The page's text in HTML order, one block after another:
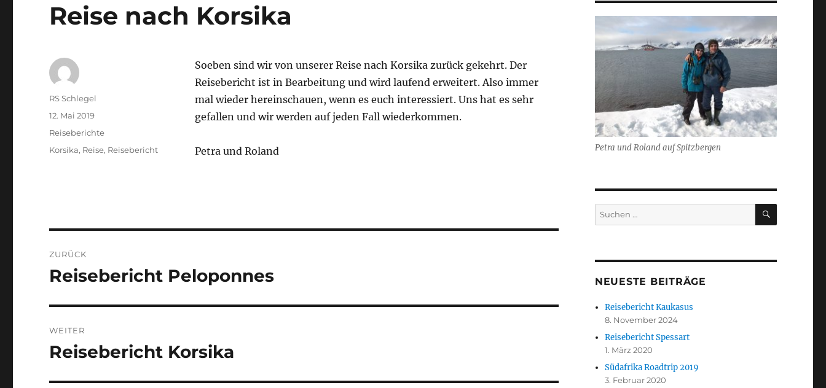
Reise nach Korsika
Soeben sind wir von unserer Reise nach Korsika zurück gekehrt. Der
Reisebericht ist in Bearbeitung und wird laufend erweitert. Also immer
mal wieder hereinschauen, wenn es euch interessiert. Uns hat es sehr
gefallen und wir werden auf jeden Fall wiederkommen.
Petra und Roland
Autor
RS Schlegel
Veröffentlicht
am
12. Mai 2019
Kategorien
Reiseberichte
Schlagwörter
Korsika, Reise, Reisebericht
ZURÜCK
Vorheriger
Reisebericht Peloponnes
WEITER
Nächster
Reisebericht Korsika
Petra und Roland auf Spitzbergen
Suchen
nach:
SUCHEN
NEUESTE BEITRÄGE
Reisebericht Kaukasus
8. November 2024
Reisebericht Spessart
1. März 2020
Südafrika Roadtrip 2019
3. Februar 2020